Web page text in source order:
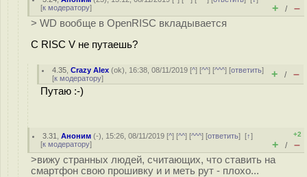
[к модератору] + / –
> WD вообще в OpenRISC вкладывается
С RISC V не путаешь?
4.35 ,Crazy Alex (ok), 16:38, 08/11/2019 [^] [^^] [^^^] [ответить]
[к модератору] + / –
Путаю :-)
3.31 ,Аноним (-), 15:26, 08/11/2019 [^] [^^] [^^^] [ответить][↑]
[к модератору]
+2
+ / –
>вижу странных людей, считающих, что ставить на
смартфон свою прошивку и и меть рут - плохо...